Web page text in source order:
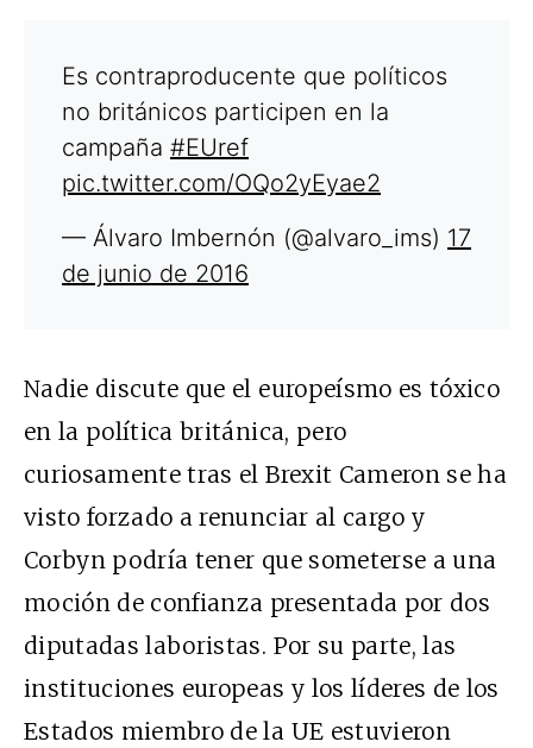
Es contraproducente que políticos
no británicos participen en la
campaña #EUref
pic.twitter.com/OQo2yEyae2
— Álvaro Imbernón (@alvaro_ims) 17
de junio de 2016
Nadie discute que el europeísmo es tóxico
en la política británica, pero
curiosamente tras el Brexit Cameron se ha
visto forzado a renunciar al cargo y
Corbyn podría tener que someterse a una
moción de confianza presentada por dos
diputadas laboristas. Por su parte, las
instituciones europeas y los líderes de los
Estados miembro de la UE estuvieron